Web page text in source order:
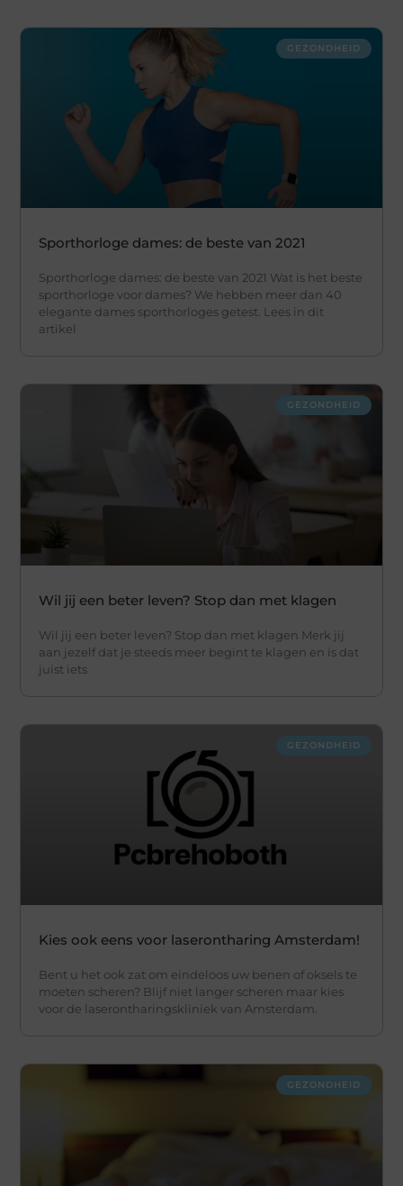
GEZONDHEID
Sporthorloge dames: de beste van 2021
Sporthorloge dames: de beste van 2021 Wat is het beste
sporthorloge voor dames? We hebben meer dan 40
elegante dames sporthorloges getest. Lees in dit
artikel
GEZONDHEID
Wil jij een beter leven? Stop dan met klagen
Wil jij een beter leven? Stop dan met klagen Merk jij
aan jezelf dat je steeds meer begint te klagen en is dat
juist iets
GEZONDHEID
Kies ook eens voor laserontharing Amsterdam!
Bent u het ook zat om eindeloos uw benen of oksels te
moeten scheren? Blijf niet langer scheren maar kies
voor de laserontharingskliniek van Amsterdam.
GEZONDHEID